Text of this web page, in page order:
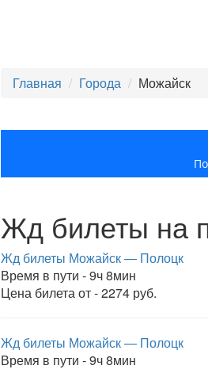
Главная Города Можайск
Жд билеты на
Жд билеты Можайск — Полоцк
Время в пути - 9ч 8мин
Цена билета от - 2274 руб.
Жд билеты Можайск — Полоцк
Время в пути - 9ч 8мин